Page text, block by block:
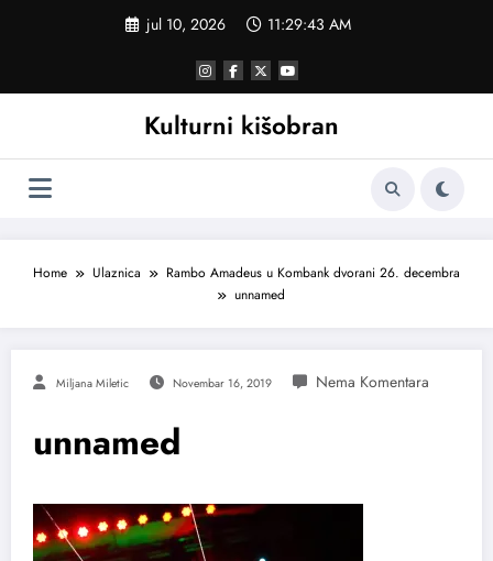
jul 10, 2026 11:29:44 AM
Kulturni kišobran
Home Ulaznica
Rambo Amadeus u Kombank dvorani 26. decembra
unnamed
Miljana Miletic Novembar 16, 2019
unnamed